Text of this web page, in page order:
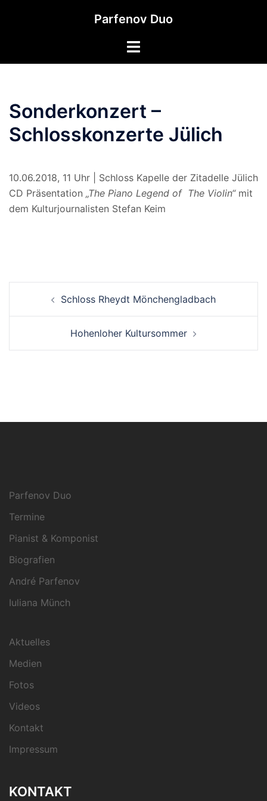
Parfenov Duo
Sonderkonzert –
Schlosskonzerte Jülich
10.06.2018, 11 Uhr | Schloss Kapelle der Zitadelle Jülich
CD Präsentation „The Piano Legend of The Violin“mit
dem Kulturjournalisten Stefan Keim
NavigationSchloss Rheydt Mönchengladbach
Hohenloher Kultursommer
Parfenov Duo
Termine
Pianist & Komponist
Biografien
André Parfenov
Iuliana Münch
Aktuelles
Medien
Fotos
Videos
Kontakt
Impressum
KONTAKT